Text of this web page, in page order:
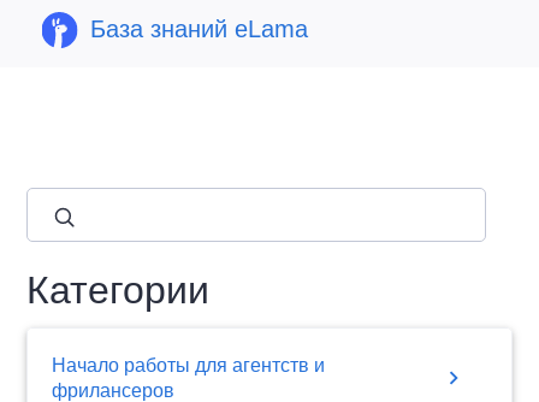
База знаний eLama
Категории
Начало работы для агентств и
фрилансеров
chevron_right